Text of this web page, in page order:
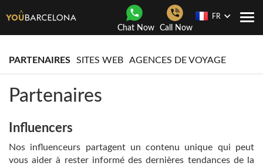
Chat Now Call Now
FR
PARTENAIRES SITES WEB AGENCES DE VOYAGE
Partenaires
Influencers
Nos influenceurs partagent un contenu unique qui peut
vous aider à rester informé des dernières tendances de la